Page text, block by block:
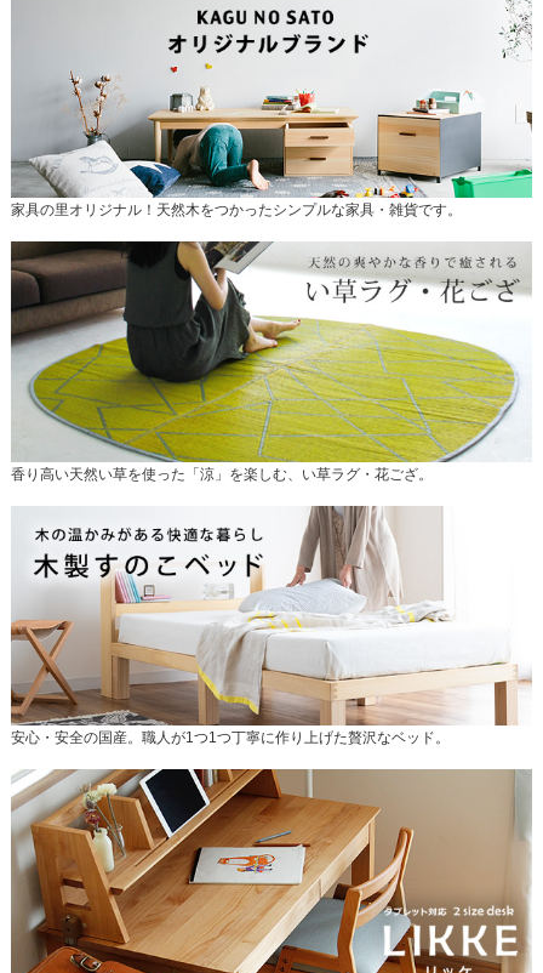
家具の里オリジナル！天然木をつかったシンプルな家具・雑貨です。
香り高い天然い草を使った「涼」を楽しむ、い草ラグ・花ござ。
安心・安全の国産。職人が1つ1つ丁寧に作り上げた贅沢なベッド。